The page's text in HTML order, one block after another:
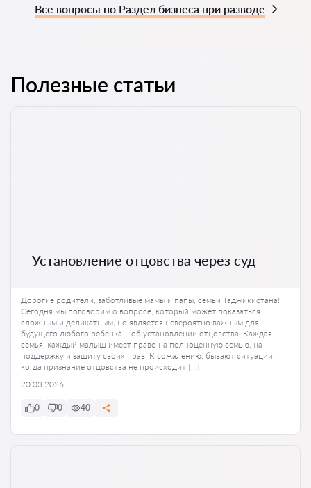
Все вопросы по Раздел бизнеса при разводе
Полезные статьи
Установление отцовства через суд
Дорогие родители, заботливые мамы и папы, семьи Таджикистана!
Сегодня мы поговорим о вопросе, который может показаться
сложным и деликатным, но является невероятно важным для
будущего любого ребенка – об установлении отцовства. Каждая
семья, каждый малыш имеет право на полноценную семью, на
поддержку и защиту своих прав. К сожалению, бывают ситуации,
когда признание отцовства не происходит […]
20.03.2026
0 0 40